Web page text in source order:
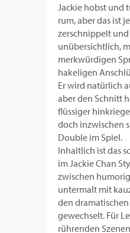
Jackie hobst und
rum, aber das ist
zerschnippelt
unübersichtlich,
merkwürdigen
hakeligen
Er wird natürlich
aber den Schnitt
flüssiger
doch inzwischen
Double im Spiel.
Inhaltlich ist das
im Jackie Chan
zwischen
untermalt mit
den
gewechselt. Für
rührenden